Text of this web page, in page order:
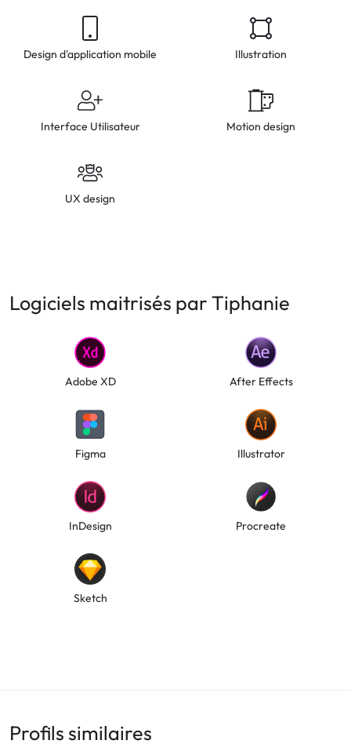
Design d'application mobile Illustration
Interface Utilisateur Motion design
UX design
Logiciels maitrisés par Tiphanie
Adobe XD After Effects
Figma Illustrator
InDesign Procreate
Sketch
Profils similaires